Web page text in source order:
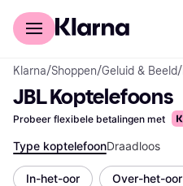
Voor shoppers
Klarna/Shoppen/Geluid & Beeld/
JBL Koptelefoons
Probeer flexibele betalingen met
Type koptelefoonDraadloos
In-het-oor Over-het-oor